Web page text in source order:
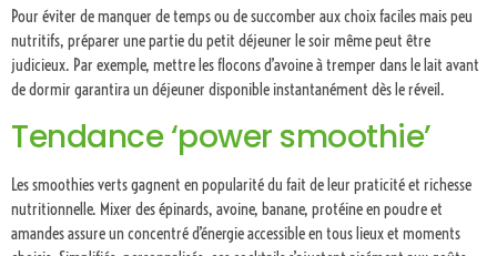
Pour éviter de manquer de temps ou de succomber aux choix faciles mais peu
nutritifs, préparer une partie du petit déjeuner le soir même peut être
judicieux. Par exemple, mettre les flocons d’avoine à tremper dans le lait avant
de dormir garantira un déjeuner disponible instantanément dès le réveil.
Tendance ‘power smoothie’
Les smoothies verts gagnent en popularité du fait de leur praticité et richesse
nutritionnelle. Mixer des épinards, avoine, banane, protéine en poudre et
amandes assure un concentré d’énergie accessible en tous lieux et moments